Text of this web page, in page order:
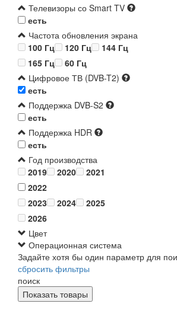
Телевизоры со Smart TV
есть
Частота обновления экрана
100 Гц
120 Гц
144 Гц
165 Гц
60 Гц
Цифровое ТВ (DVB-T2)
есть
Поддержка DVB-S2
есть
Поддержка HDR
есть
Год производства
2019
2020
2021
2022
2023
2024
2025
2026
Цвет
Операционная система
Задайте хотя бы один параметр для
сбросить фильтры
поиск